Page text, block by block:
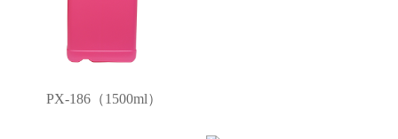
PX-186（1500ml）